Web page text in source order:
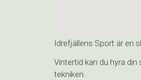
Idrefjällens Sport är en
Vintertid kan du hyra
tekniken.